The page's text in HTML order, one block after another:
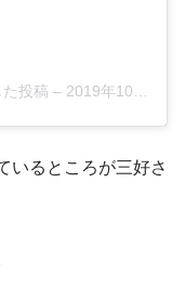
投稿 – 2019年10月月23日午前8時00分PDT
いるところが三好さ